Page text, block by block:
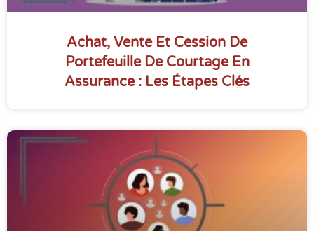
Achat, Vente Et Cession De
Portefeuille De Courtage En
Assurance : Les Étapes Clés